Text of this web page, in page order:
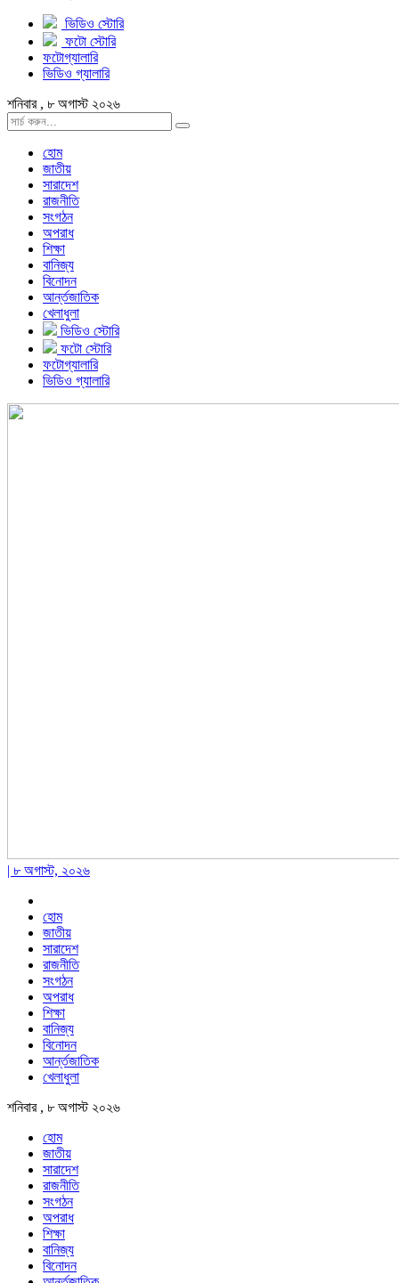
ভিডিও স্টোরি
ফটো স্টোরি
ফটোগ্যালারি
ভিডিও গ্যালারি
শনিবার , ৮ অগাস্ট ২০২৬
হোম
জাতীয়
সারাদেশ
রাজনীতি
সংগঠন
অপরাধ
শিক্ষা
বানিজ্য
বিনোদন
আর্ন্তজাতিক
খেলাধুলা
ভিডিও স্টোরি
ফটো স্টোরি
ফটোগ্যালারি
ভিডিও গ্যালারি
| ৮ অগাস্ট, ২০২৬
হোম
জাতীয়
সারাদেশ
রাজনীতি
সংগঠন
অপরাধ
শিক্ষা
বানিজ্য
বিনোদন
আর্ন্তজাতিক
খেলাধুলা
শনিবার , ৮ অগাস্ট ২০২৬
হোম
জাতীয়
সারাদেশ
রাজনীতি
সংগঠন
অপরাধ
শিক্ষা
বানিজ্য
বিনোদন